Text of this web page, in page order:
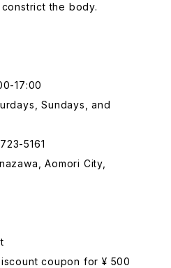
the body.
17:00
Sundays, and
5161
Aomori City,
coupon for ¥ 500